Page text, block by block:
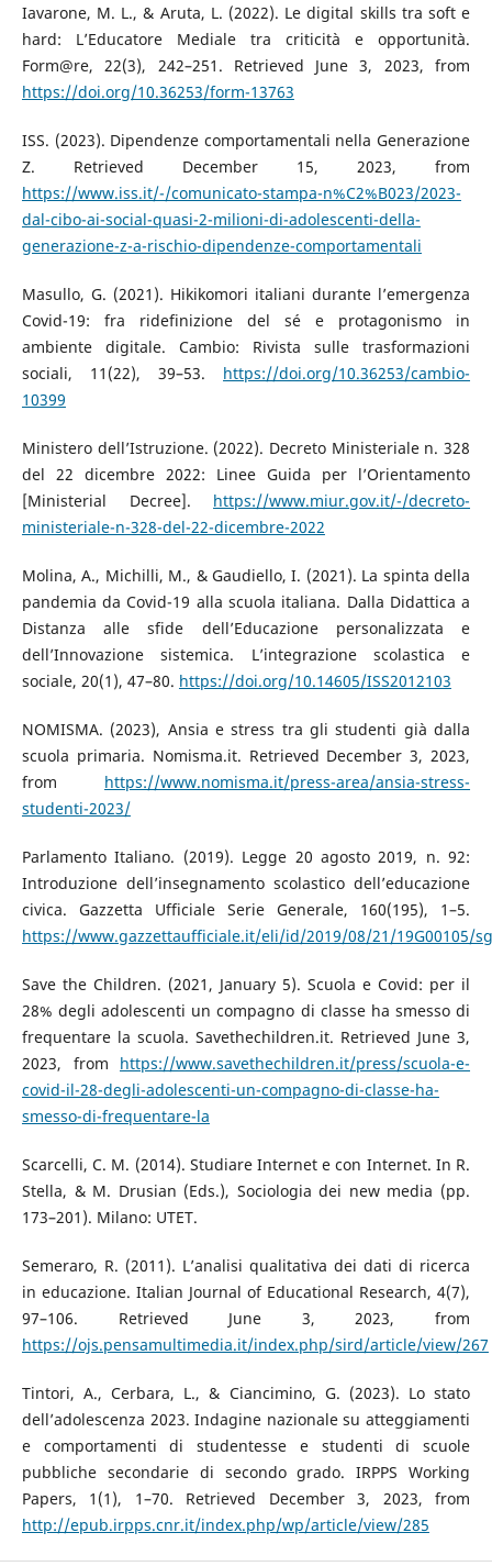
Iavarone, M. L., & Aruta, L. (2022). Le digital skills tra soft e
hard: L’Educatore Mediale tra criticità e opportunità.
Form@re, 22(3), 242–251. Retrieved June 3, 2023, from
https://doi.org/10.36253/form-13763
ISS. (2023). Dipendenze comportamentali nella Generazione
Z. Retrieved December 15, 2023, from
https://www.iss.it/-/comunicato-stampa-n%C2%B023/2023-
dal-cibo-ai-social-quasi-2-milioni-di-adolescenti-della-
generazione-z-a-rischio-dipendenze-comportamentali
Masullo, G. (2021). Hikikomori italiani durante l’emergenza
Covid-19: fra ridefinizione del sé e protagonismo in
ambiente digitale. Cambio: Rivista sulle trasformazioni
sociali, 11(22), 39–53. https://doi.org/10.36253/cambio-
10399
Ministero dell’Istruzione. (2022). Decreto Ministeriale n. 328
del 22 dicembre 2022: Linee Guida per l’Orientamento
[Ministerial Decree]. https://www.miur.gov.it/-/decreto-
ministeriale-n-328-del-22-dicembre-2022
Molina, A., Michilli, M., & Gaudiello, I. (2021). La spinta della
pandemia da Covid-19 alla scuola italiana. Dalla Didattica a
Distanza alle sfide dell’Educazione personalizzata e
dell’Innovazione sistemica. L’integrazione scolastica e
sociale, 20(1), 47–80. https://doi.org/10.14605/ISS2012103
NOMISMA. (2023), Ansia e stress tra gli studenti già dalla
scuola primaria. Nomisma.it. Retrieved December 3, 2023,
from https://www.nomisma.it/press-area/ansia-stress-
studenti-2023/
Parlamento Italiano. (2019). Legge 20 agosto 2019, n. 92:
Introduzione dell’insegnamento scolastico dell’educazione
civica. Gazzetta Ufficiale Serie Generale, 160(195), 1–5.
https://www.gazzettaufficiale.it/eli/id/2019/08/21/19G00105/sg
Save the Children. (2021, January 5). Scuola e Covid: per il
28% degli adolescenti un compagno di classe ha smesso di
frequentare la scuola. Savethechildren.it. Retrieved June 3,
2023, from https://www.savethechildren.it/press/scuola-e-
covid-il-28-degli-adolescenti-un-compagno-di-classe-ha-
smesso-di-frequentare-la
Scarcelli, C. M. (2014). Studiare Internet e con Internet. In R.
Stella, & M. Drusian (Eds.), Sociologia dei new media (pp.
173–201). Milano: UTET.
Semeraro, R. (2011). L’analisi qualitativa dei dati di ricerca
in educazione. Italian Journal of Educational Research, 4(7),
97–106. Retrieved June 3, 2023, from
https://ojs.pensamultimedia.it/index.php/sird/article/view/267
Tintori, A., Cerbara, L., & Ciancimino, G. (2023). Lo stato
dell’adolescenza 2023. Indagine nazionale su atteggiamenti
e comportamenti di studentesse e studenti di scuole
pubbliche secondarie di secondo grado. IRPPS Working
Papers, 1(1), 1–70. Retrieved December 3, 2023, from
http://epub.irpps.cnr.it/index.php/wp/article/view/285